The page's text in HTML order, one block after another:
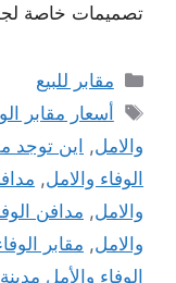
تصميمات خاصة
التصنيفات
مقابر للبيع
الوسوم
أسعار مقابر
والامل, اين توجد
الوفاء والامل,
والامل, مدافن
والامل, مقابر
الوفاء والأمل